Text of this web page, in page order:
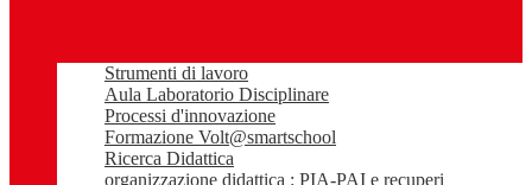
Strumenti di lavoro
Aula Laboratorio Disciplinare
Processi d'innovazione
Formazione Volt@smartschool
Ricerca Didattica
organizzazione didattica : PIA-PAI e recuperi